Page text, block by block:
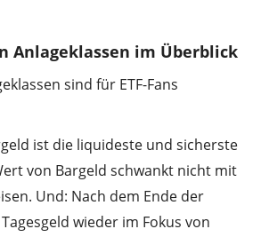
Anlageklassen im Überblick
sind für ETF-Fans
ist die liquideste und sicherste
von Bargeld schwankt nicht mit
Und: Nach dem Ende der
wieder im Fokus von